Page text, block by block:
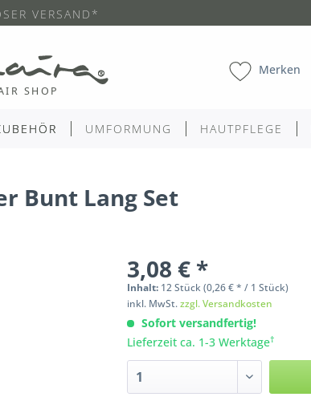
VERSAND*
Merken
UMFORMUNG HAUTPFLEGE
Bunt Lang Set
3,08 € *
Inhalt: 12Stück(0,26 € * / 1 Stück)
inkl. MwSt.zzgl. Versandkosten
Sofort versandfertig!
Lieferzeit ca. 1-3 Werktage†